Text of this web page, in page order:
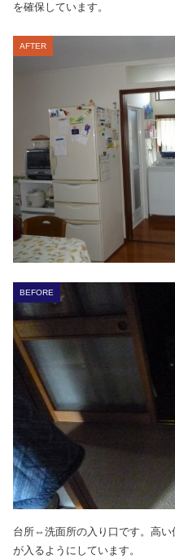
を確保しています。
AFTER
BEFORE
台所⇔洗面所の入り口です。高い
が入るようにしています。